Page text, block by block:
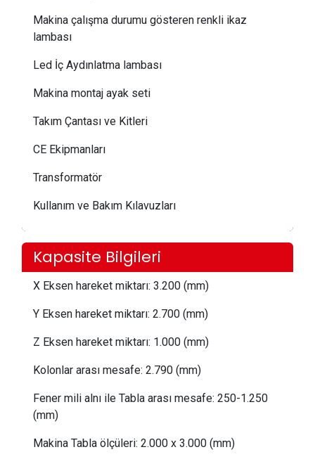
Makina çalışma durumu gösteren renkli ikaz
lambası
Led İç Aydınlatma lambası
Makina montaj ayak seti
Takım Çantası ve Kitleri
CE Ekipmanları
Transformatör
Kullanım ve Bakım Kılavuzları
Kapasite Bilgileri
X Eksen hareket miktarı: 3.200 (mm)
Y Eksen hareket miktarı: 2.700 (mm)
Z Eksen hareket miktarı: 1.000 (mm)
Kolonlar arası mesafe: 2.790 (mm)
Fener mili alnı ile Tabla arası mesafe: 250-1.250
(mm)
Makina Tabla ölçüleri: 2.000 x 3.000 (mm)